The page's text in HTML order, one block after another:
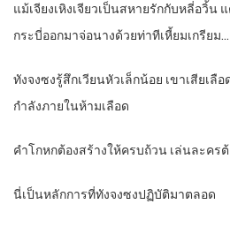
แม้เจียงเหิงเจียวเป็นสหายรักกับหลี่อวิ้น
กระบี่ออกมาจ่อนางด้วยท่าทีเหี้ยมเกรียม…
ทังจงซงรู้สึกเวียนหัวเล็กน้อย เขาเสียเลื
กำลังภายในห้ามเลือด
คำโกหกต้องสร้างให้ครบถ้วน เล่นละคร
นี่เป็นหลักการที่ทังจงซงปฏิบัติมาตลอด